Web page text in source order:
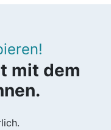
mit dem